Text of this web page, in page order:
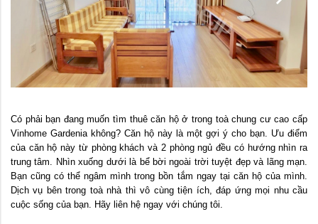
Có phải bạn đang muốn tìm thuê căn hộ ở trong toà chung cư cao cấp
Vinhome Gardenia không? Căn hộ này là một gợi ý cho bạn. Ưu điểm
của căn hộ này từ phòng khách và 2 phòng ngủ đều có hướng nhìn ra
trung tâm. Nhìn xuống dưới là bể bời ngoài trời tuyệt đẹp và lãng mạn.
Bạn cũng có thể ngâm mình trong bồn tắm ngay tại căn hộ của mình.
Dịch vụ bên trong toà nhà thì vô cùng tiện ích, đáp ứng mọi nhu cầu
cuộc sống của bạn. Hãy liên hệ ngay với chúng tôi.